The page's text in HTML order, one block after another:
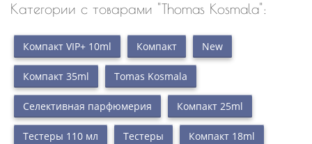
Категории с товарами "Thomas Kosmala":
Компакт VIP+ 10ml Компакт New
Компакт 35ml Tomas Kosmala
Селективная парфюмерия Компакт 25ml
Тестеры 110 мл Тестеры Компакт 18ml